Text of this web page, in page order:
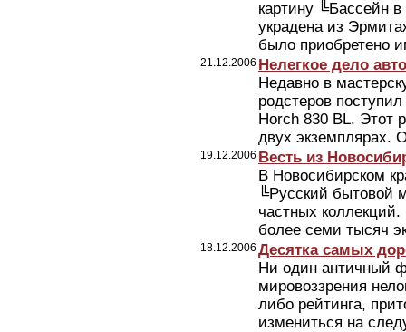
картину ╚Бассейн
украдена из
было приобретено
21.12.2006 Нелегкое дело
Недавно в
родстеров
Horch 830 BL. Этот
двух экземплярах.
19.12.2006 Весть из
В Новосибирском
╚Русский бытовой
частных
более семи тысяч
18.12.2006 Десятка самых
Ни один античный
мировоззрения
либо рейтинга,
измениться на